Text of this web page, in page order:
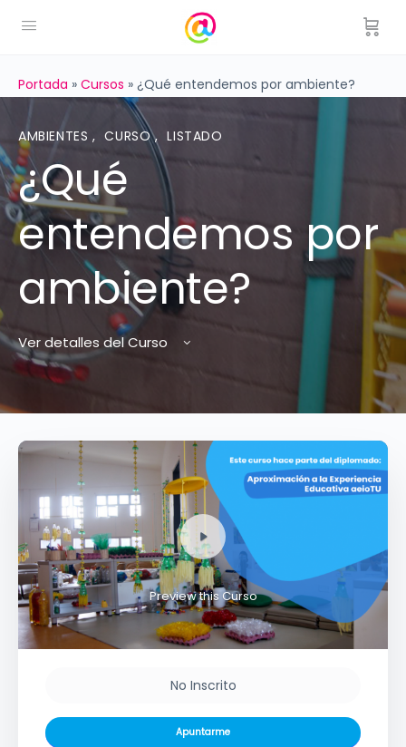
Portada » Cursos » ¿Qué entendemos por ambiente?
AMBIENTES, CURSO, LISTADO
¿Qué
entendemos por
ambiente?
Ver detalles del Curso
Preview this Curso
No Inscrito
Apuntarme